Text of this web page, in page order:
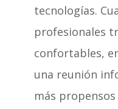
tecnologías.
profesionales
confortables,
una reunión
más